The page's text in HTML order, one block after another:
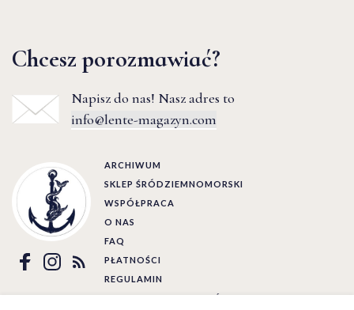
Chcesz porozmawiać?
Napisz do nas! Nasz adres to
info@lente-magazyn.com
ARCHIWUM
SKLEP ŚRÓDZIEMNOMORSKI
WSPÓŁPRACA
O NAS
FAQ
PŁATNOŚCI
REGULAMIN
POLITYKA PRYWATNOŚCI